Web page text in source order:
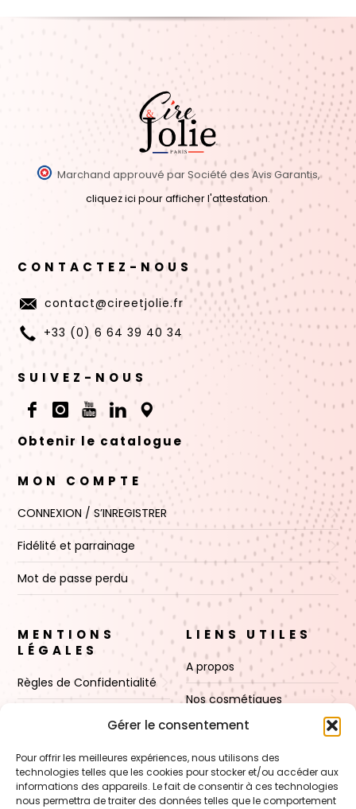
Gérer le consentement
Pour offrir les meilleures expériences, nous utilisons des
technologies telles que les cookies pour stocker et/ou accéder aux
informations des appareils. Le fait de consentir à ces technologies
nous permettra de traiter des données telles que le comportement
Marchand approuvé par Société des Avis Garantis,
cliquez ici pour afficher l'attestation.
CONTACTEZ-NOUS
contact@cireetjolie.fr
+33 (0) 6 64 39 40 34
SUIVEZ-NOUS
Obtenir le catalogue
MON COMPTE
CONNEXION / S’INREGISTRER
Fidélité et parrainage
Mot de passe perdu
MENTIONS
LÉGALES
Règles de Confidentialité
Politique de cookies (UE)
LIENS UTILES
A propos
Nos cosmétiques
Nos cires
Boutique
Contact